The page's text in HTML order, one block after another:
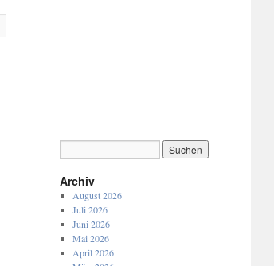
Archiv
August 2026
Juli 2026
Juni 2026
Mai 2026
April 2026